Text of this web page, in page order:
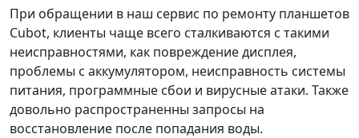
При обращении в наш сервис по ремонту планшетов
Cubot, клиенты чаще всего сталкиваются с такими
неисправностями, как повреждение дисплея,
проблемы с аккумулятором, неисправность системы
питания, программные сбои и вирусные атаки. Также
довольно распространенны запросы на
восстановление после попадания воды.